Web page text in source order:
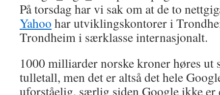
På torsdag har vi sak om at de to
Yahoo har utviklingskontorer i
Trondheim i særklasse internasjonalt.
1000 milliarder norske kroner høres ut
tulletall, men det er altså det hele
uforståelig, særlig siden Google ikke